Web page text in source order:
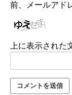
前、メールアド
上に表示された